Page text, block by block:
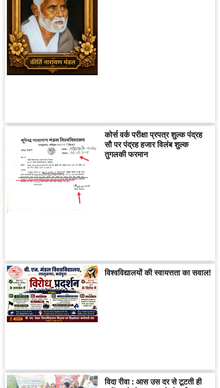
कोर्स वर्क परीक्षा प्रपत्र शुल्क पंद्रह
सौ पर पंद्रह हजार विलंब शुल्क
तुगलकी फरमान
विश्वविद्यालयों की स्वायत्तता का सवाल!
विदा रीवा : आस उस दर से टूटती ही